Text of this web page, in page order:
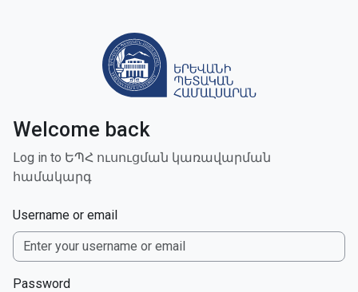
Welcome back
Log in to ԵՊՀ ուսուցման կառավարման
համակարգ
Username or email
Password